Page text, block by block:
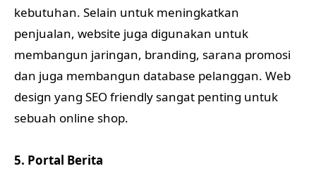
kebutuhan. Selain untuk meningkatkan
penjualan, website juga digunakan untuk
membangun jaringan, branding, sarana promosi
dan juga membangun database pelanggan. Web
design yang SEO friendly sangat penting untuk
sebuah online shop.
5. Portal Berita